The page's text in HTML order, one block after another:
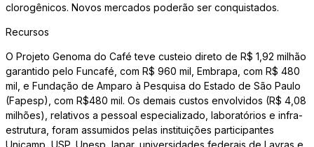
clorogênicos. Novos mercados poderão ser conquistados.
Recursos
O Projeto Genoma do Café teve custeio direto de R$ 1,92 milhão
garantido pelo Funcafé, com R$ 960 mil, Embrapa, com R$ 480
mil, e Fundação de Amparo à Pesquisa do Estado de São Paulo
(Fapesp), com R$480 mil. Os demais custos envolvidos (R$ 4,08
milhões), relativos a pessoal especializado, laboratórios e infra-
estrutura, foram assumidos pelas instituições participantes